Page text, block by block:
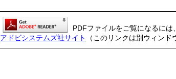
PDFファイルをご覧になるには
アドビシステムズ社サイト
（このリンクは別ウィン